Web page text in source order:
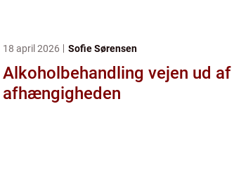
18 april 2026 Sofie Sørensen
Alkoholbehandling vejen ud af
afhængigheden